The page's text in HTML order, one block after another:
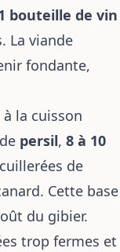
bouteille de vin
La viande
fondante,
la cuisson
persil, 8 à 10
de
Cette base
du gibier.
trop fermes et